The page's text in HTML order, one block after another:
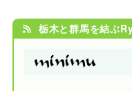
栃木と群馬を結ぶ